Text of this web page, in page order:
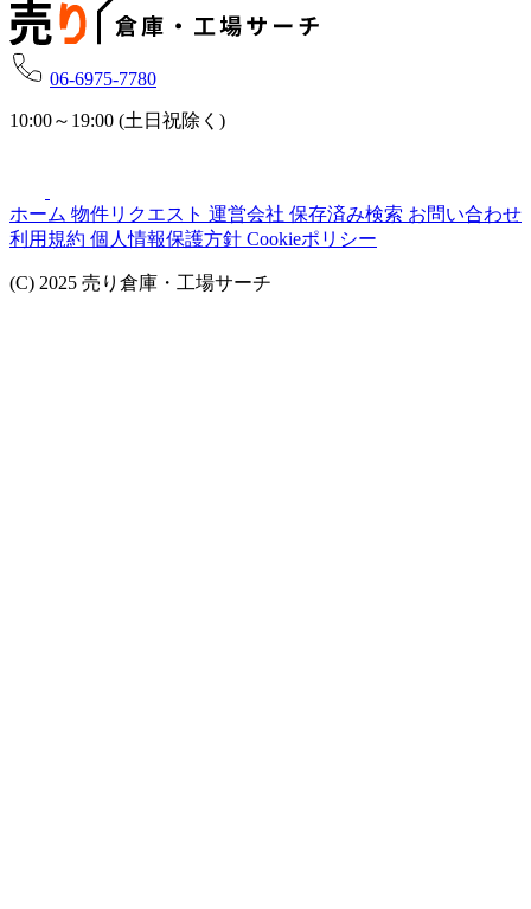
06-6975-7780
10:00～19:00 (土日祝除く)
ホーム 物件リクエスト 運営会社 保存済み検索 お問い合わせ
利用規約 個人情報保護方針 Cookieポリシー
(C) 2025 売り倉庫・工場サーチ